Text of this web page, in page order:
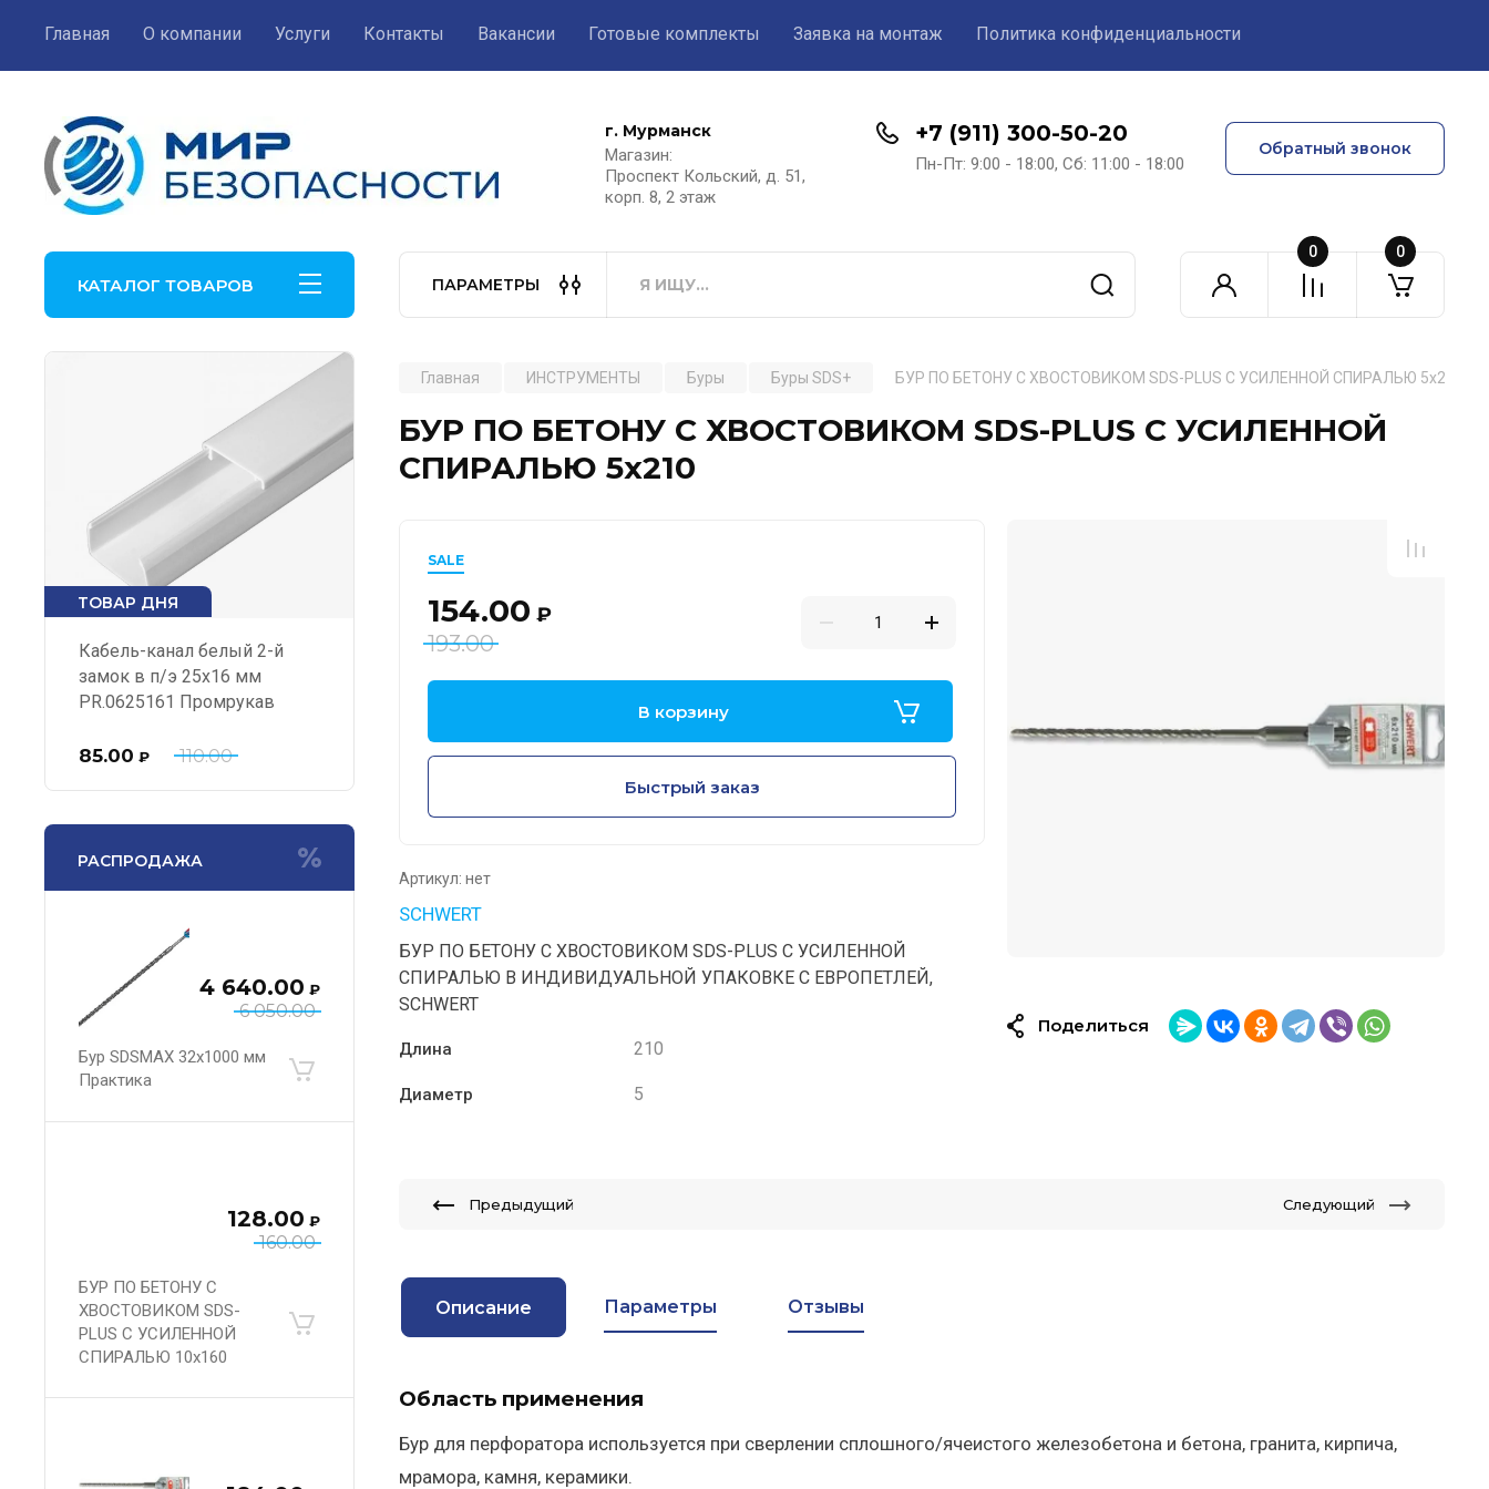
Главная О компании Услуги Контакты Вакансии Готовые комплекты Заявка на монтаж Политика конфиденциальности
г. Мурманск
Магазин:​
Проспект Кольский, д. 51,
корп. 8, 2 этаж
+7 (911) 300-50-20
Пн-Пт: 9:00 - 18:00, Сб: 11:00 - 18:00
Обратный звонок
КАТАЛОГ ТОВАРОВ ПАРАМЕТРЫ
0 0
ТОВАР ДНЯ
Кабель-канал белый 2-й
замок в п/э 25х16 мм
PR.0625161 Промрукав
110.00
85.00 ₽
РАСПРОДАЖА
6 050.00
4 640.00 ₽
Бур SDSMAX 32х1000 мм
Практика
160.00
128.00 ₽
БУР ПО БЕТОНУ С
ХВОСТОВИКОМ SDS-
PLUS С УСИЛЕННОЙ
СПИРАЛЬЮ 10х160
Главная ИНСТРУМЕНТЫ Буры Буры SDS+ БУР ПО БЕТОНУ С ХВОСТОВИКОМ SDS-PLUS С УСИЛЕННОЙ СПИРАЛЬЮ 5х210
БУР ПО БЕТОНУ С ХВОСТОВИКОМ SDS-PLUS С УСИЛЕННОЙ
СПИРАЛЬЮ 5х210
SALE
154.00 ₽
193.00
В корзину
Быстрый заказ
Артикул: нет
SCHWERT
БУР ПО БЕТОНУ С ХВОСТОВИКОМ SDS-PLUS С УСИЛЕННОЙ
СПИРАЛЬЮ В ИНДИВИДУАЛЬНОЙ УПАКОВКЕ С ЕВРОПЕТЛЕЙ,
SCHWERT
Длина 210
Диаметр 5
Поделиться
Предыдущий Следующий
Описание Параметры Отзывы
Область применения
Бур для перфоратора используется при сверлении сплошного/ячеистого железобетона и бетона, гранита, кирпича,
мрамора, камня, керамики.